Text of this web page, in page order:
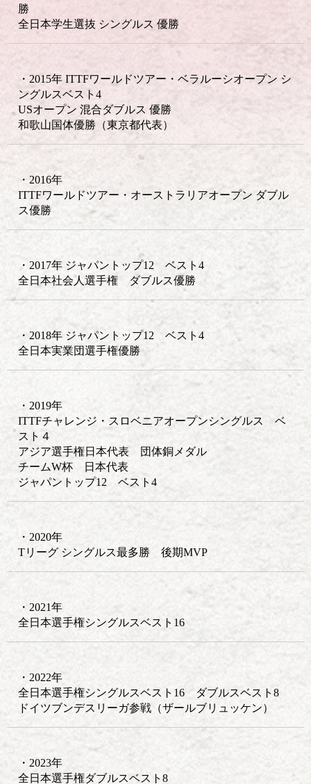
勝
全日本学生選抜 シングルス 優勝
・2015年 ITTFワールドツアー・ベラルーシオープン シ
ングルスベスト4
USオープン 混合ダブルス 優勝
和歌山国体優勝（東京都代表）
・2016年
ITTFワールドツアー・オーストラリアオープン ダブル
ス優勝
・2017年 ジャパントップ12 ベスト4
全日本社会人選手権 ダブルス優勝
・2018年 ジャパントップ12 ベスト4
全日本実業団選手権優勝
・2019年
ITTFチャレンジ・スロベニアオープンシングルス ベ
スト４
アジア選手権日本代表 団体銅メダル
チームW杯 日本代表
ジャパントップ12 ベスト4
・2020年
Tリーグ シングルス最多勝 後期MVP
・2021年
全日本選手権シングルスベスト16
・2022年
全日本選手権シングルスベスト16 ダブルスベスト8
ドイツブンデスリーガ参戦（ザールブリュッケン）
・2023年
全日本選手権ダブルスベスト8